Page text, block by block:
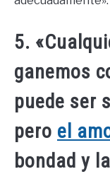
5.
ganemos
puede ser
pero el
bondad y